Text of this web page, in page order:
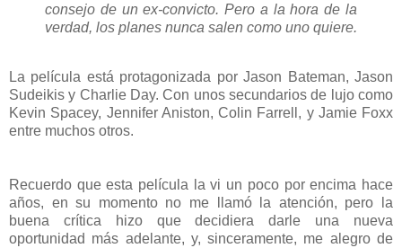
consejo de un ex-convicto. Pero a la hora de la
verdad, los planes nunca salen como uno quiere.
La película está protagonizada por Jason Bateman, Jason
Sudeikis y Charlie Day. Con unos secundarios de lujo como
Kevin Spacey, Jennifer Aniston, Colin Farrell, y Jamie Foxx
entre muchos otros.
Recuerdo que esta película la vi un poco por encima hace
años, en su momento no me llamó la atención, pero la
buena crítica hizo que decidiera darle una nueva
oportunidad más adelante, y, sinceramente, me alegro de